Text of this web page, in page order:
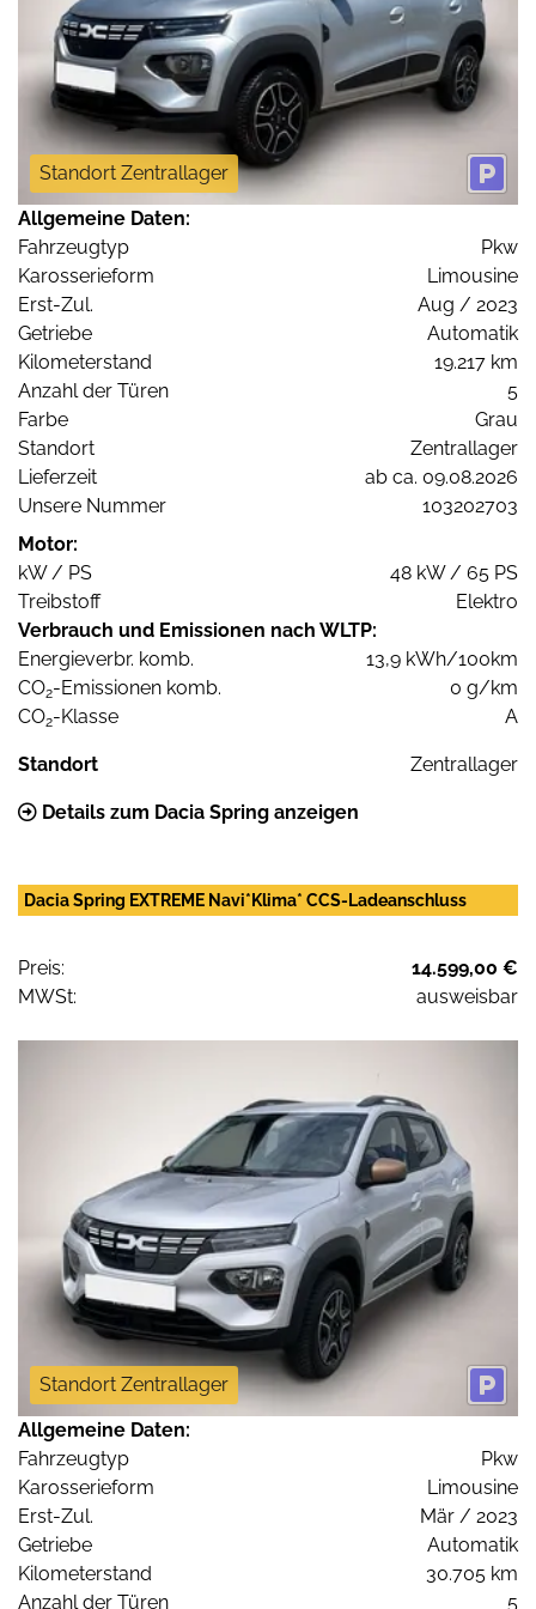
Standort Zentrallager
Allgemeine Daten:
Fahrzeugtyp
Pkw
Karosserieform
Limousine
Erst-Zul.
Aug / 2023
Getriebe
Automatik
Kilometerstand
19.217 km
Anzahl der Türen
5
Farbe
Grau
Standort
Zentrallager
Lieferzeit
ab ca. 09.08.2026
Unsere Nummer
103202703
Motor:
kW / PS
48 kW / 65 PS
Treibstoff
Elektro
Verbrauch und Emissionen nach WLTP:
Energieverbr. komb.
13,9 kWh/100km
CO2-Emissionen komb.
0 g/km
CO2-Klasse A
Standort Zentrallager
Details zum Dacia Spring anzeigen
Dacia Spring EXTREME Navi*Klima* CCS-Ladeanschluss
Preis:
14.599,00 €
MWSt:
ausweisbar
Standort Zentrallager
Allgemeine Daten:
Fahrzeugtyp
Pkw
Karosserieform
Limousine
Erst-Zul.
Mär / 2023
Getriebe
Automatik
Kilometerstand
30.705 km
Anzahl der Türen
5